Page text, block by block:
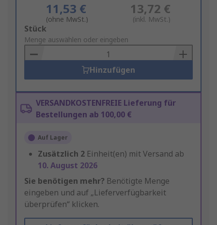
11,53 €
(ohne MwSt.)
13,72 €
(inkl. MwSt.)
Add
to
Basket
Stück
Menge auswählen oder eingeben
Hinzufügen
VERSANDKOSTENFREIE Lieferung für
Bestellungen ab 100,00 €
Auf Lager
Zusätzlich 2 Einheit(en) mit Versand ab
10. August 2026
Sie benötigen mehr? Benötigte Menge
eingeben und auf „Lieferverfügbarkeit
überprüfen“ klicken.